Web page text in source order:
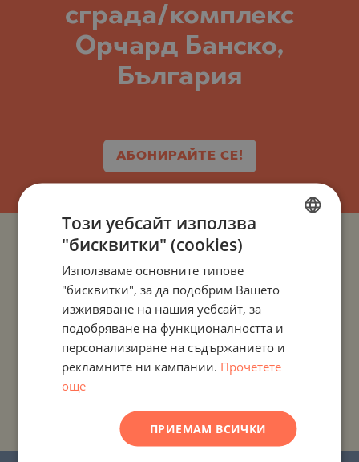
сграда/комплекс
Орчард Банско,
България
АБОНИРАЙТЕ СЕ!
ПРОЕКТИ И ИМОТИ ПО ДЪРЖАВИ
ПРОЕКТИ И ИМОТИ ПО НАСЕЛЕНИ МЕСТА
ПРОЕКТИ И ИМОТИ ПО ТИП ИМОТ
ПРОЕКТИ И ИМОТИ ПО РАЙОН
ПРОЕКТИ И ИМОТИ ПО ИМЕ НА СГРАДА/КОМПЛЕКС
GERMAN
FRENCH
ROMANIAN
SERBIAN
Този уебсайт използва
"бисквитки" (cookies)
Използваме основните типове
"бисквитки", за да подобрим Вашето
изживяване на нашия уебсайт, за
подобряване на функционалността и
персонализиране на съдържанието и
рекламните ни кампании. Прочетете
още
ПРИЕМАМ ВСИЧКИ